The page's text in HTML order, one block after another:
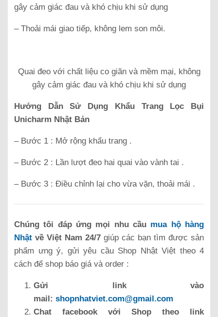
gây cảm giác đau và khó chịu khi sử dụng
– Thoải mái giao tiếp, không lem son môi.
Quai đeo với chất liệu co giãn và mềm mại, không
gây cảm giác đau và khó chịu khi sử dụng
Hướng Dẫn Sử Dụng Khẩu Trang Lọc Bụi
Unicharm Nhật Bản
– Bước 1 : Mở rộng khẩu trang .
– Bước 2 : Lần lượt đeo hai quai vào vành tai .
– Bước 3 : Điều chỉnh lại cho vừa vặn, thoải mái .
Chúng tôi đáp ứng mọi nhu cầu mua hộ hàng
Nhật về Việt Nam 24/7 giúp các bạn tìm được sản
phẩm ưng ý, gửi yêu cầu Shop Nhật Việt theo 4
cách để shop báo giá và order :
Gửi link vào
mail: shopnhatviet.com@gmail.com
Chat facebook với Shop theo link